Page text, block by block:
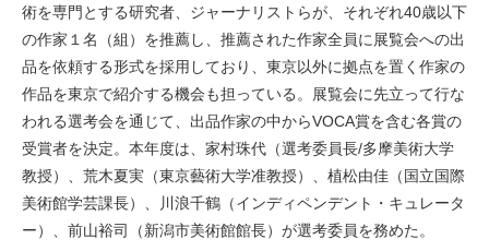
術を専門とする研究者、ジャーナリストらが、それぞれ40歳以下
の作家１名（組）を推薦し、推薦された作家全員に展覧会への出
品を依頼する形式を採用しており、東京以外に拠点を置く作家の
作品を東京で紹介する機会も担っている。展覧会に先立って行な
われる選考会を通じて、出品作家の中からVOCA賞を含む各賞の
受賞者を決定。本年度は、家村珠代（選考委員長/多摩美術大学
教授）、荒木夏実（東京藝術大学准教授）、植松由佳（国立国際
美術館学芸課長）、川浪千鶴（インディペンデント・キュレータ
ー）、前山裕司（新潟市美術館館長）が選考委員を務めた。